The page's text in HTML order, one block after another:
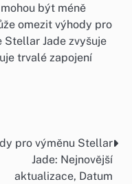
být méně
omezit výhody pro
Stellar Jade zvyšuje
trvalé zapojení
pro výměnu Stellar
Jade: Nejnovější
aktualizace, Datum